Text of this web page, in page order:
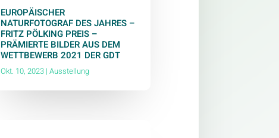
EUROPÄISCHER
NATURFOTOGRAF DES JAHRES –
FRITZ PÖLKING PREIS –
PRÄMIERTE BILDER AUS DEM
WETTBEWERB 2021 DER GDT
Okt. 10, 2023| Ausstellung